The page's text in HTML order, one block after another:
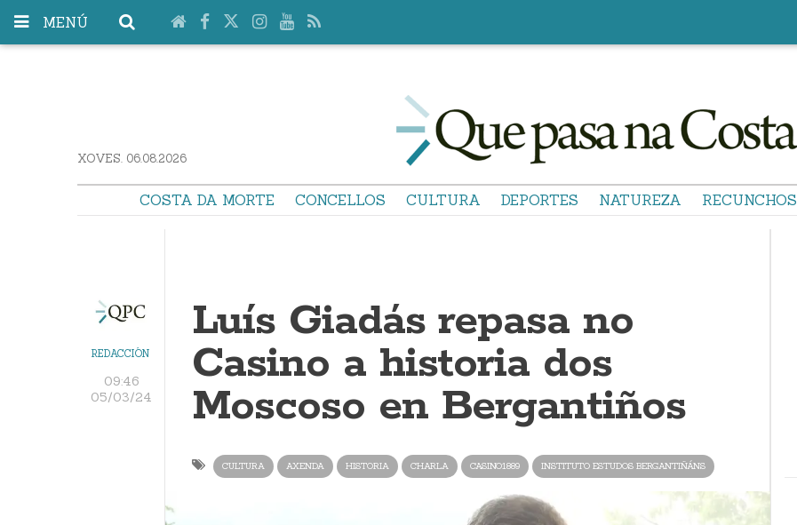
MENÚ
XOVES. 06.08.2026
COSTA DA MORTE CONCELLOS CULTURA DEPORTES NATUREZA RECUNCHOS
REDACCIÓN
09:46
05/03/24
Luís Giadás repasa no
Casino a historia dos
Moscoso en Bergantiños
CULTURA AXENDA HISTORIA CHARLA CASINO1889 INSTITUTO ESTUDOS BERGANTIÑÁNS